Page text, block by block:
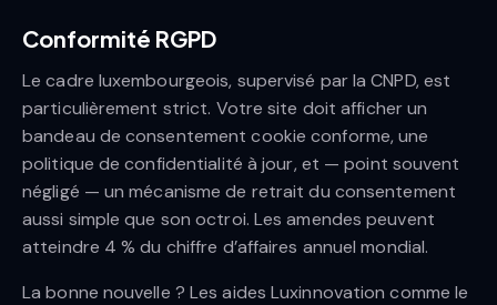
Conformité RGPD
Le cadre luxembourgeois, supervisé par la CNPD, est
particulièrement strict. Votre site doit afficher un
bandeau de consentement cookie conforme, une
politique de confidentialité à jour, et — point souvent
négligé — un mécanisme de retrait du consentement
aussi simple que son octroi. Les amendes peuvent
atteindre 4 % du chiffre d’affaires annuel mondial.
La bonne nouvelle ? Les aides Luxinnovation comme le